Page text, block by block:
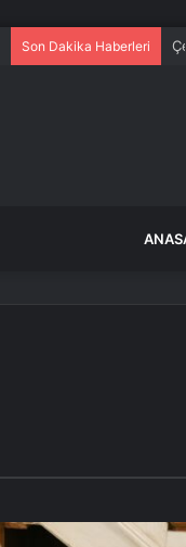
Son Dakika Haberleri